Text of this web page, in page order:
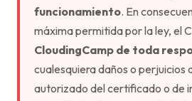
funcionamiento. En
máxima permitida por la ley, el
CloudingCamp de toda
cualesquiera daños o perjuicios
autorizado del certificado o de